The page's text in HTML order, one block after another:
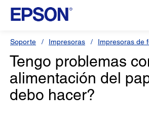
Soporte Impresoras Impresoras de
Tengo problemas
alimentación del
debo hacer?